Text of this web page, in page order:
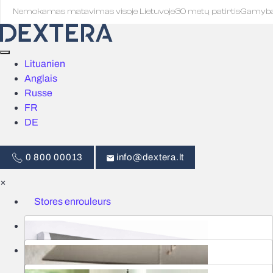
Nemokamas matavimas visoje Lietuvoje·30 metų patirtis·
Lituanien
Anglais
Russe
FR
DE
0 800 00013 info@dextera.lt
×
Stores enrouleurs
Commande intelligente